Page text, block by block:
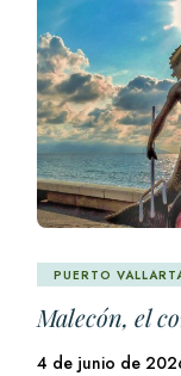
PUERTO
Malecón, el
4 de junio de